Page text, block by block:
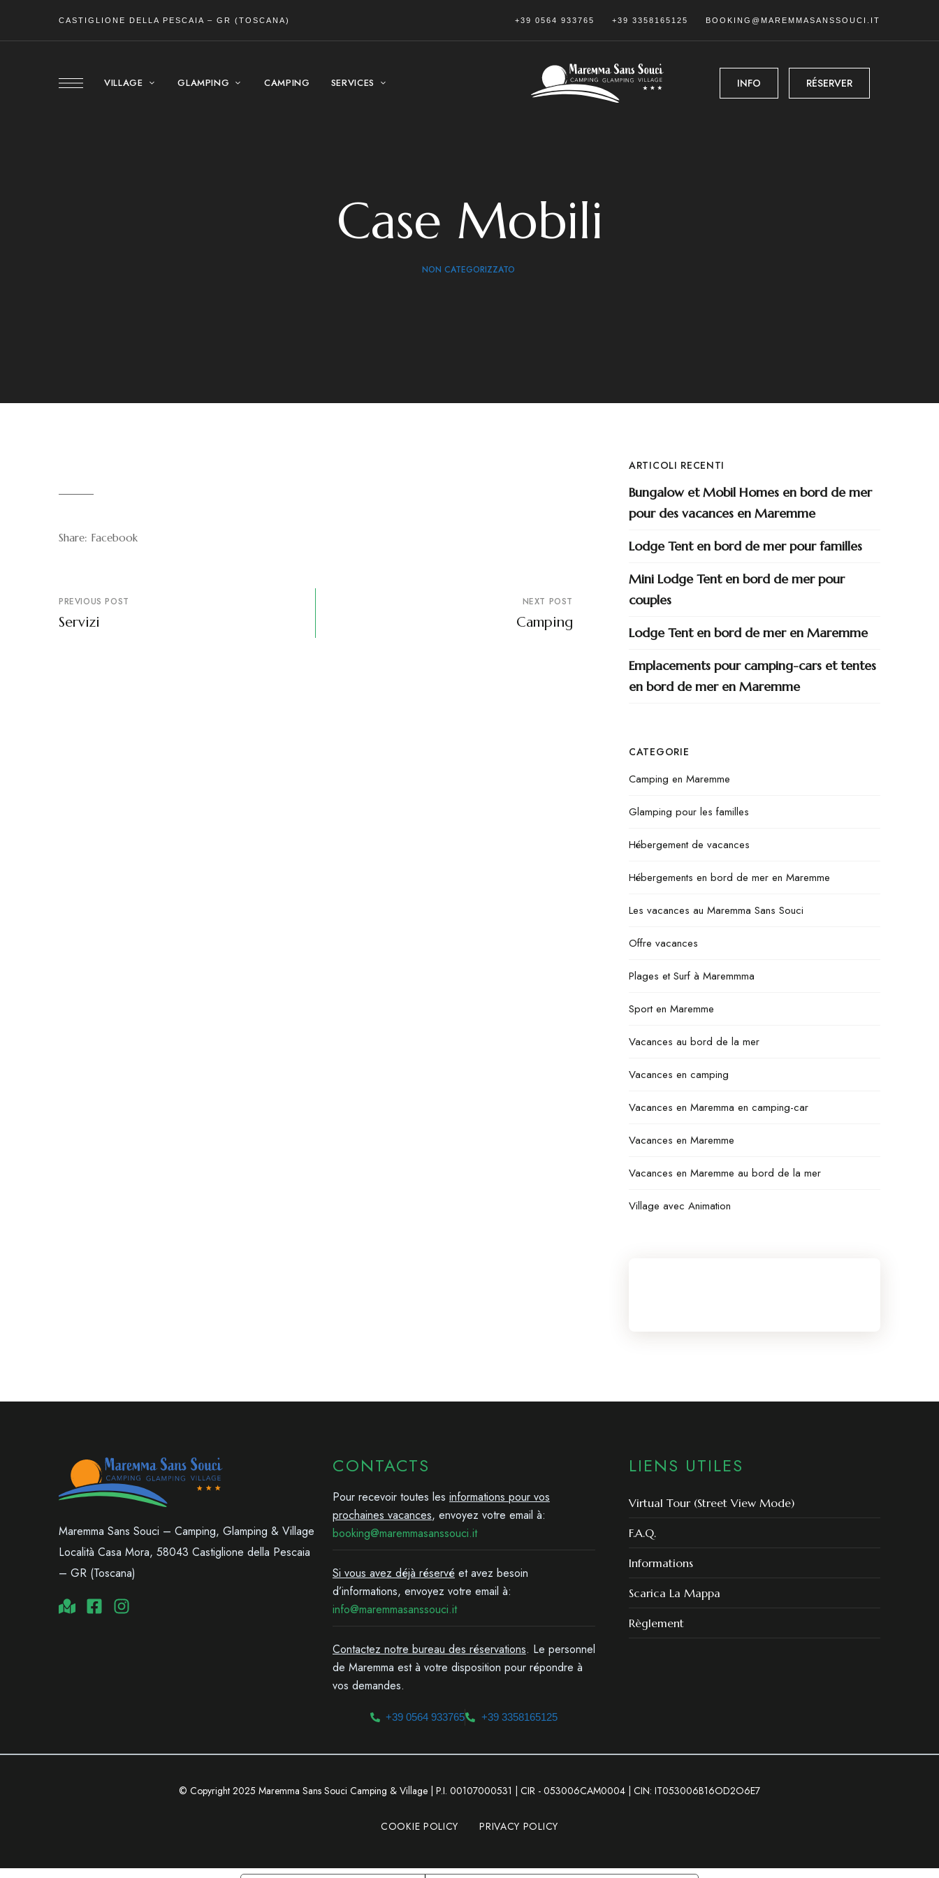
CASTIGLIONE DELLA PESCAIA – GR (TOSCANA) +39 0564 933765 +39 3358165125 BOOKING@MAREMMASANSSOUCI.IT
VILLAGE GLAMPING CAMPING SERVICES INFO RÉSERVER
Case Mobili
NON CATEGORIZZATO
Share: Facebook
PREVIOUS POST
Servizi
NEXT POST
Camping
ARTICOLI RECENTI
Bungalow et Mobil Homes en bord de mer
pour des vacances en Maremme
Lodge Tent en bord de mer pour familles
Mini Lodge Tent en bord de mer pour
couples
Lodge Tent en bord de mer en Maremme
Emplacements pour camping-cars et tentes
en bord de mer en Maremme
CATEGORIE
Camping en Maremme
Glamping pour les familles
Hébergement de vacances
Hébergements en bord de mer en Maremme
Les vacances au Maremma Sans Souci
Offre vacances
Plages et Surf à Maremmma
Sport en Maremme
Vacances au bord de la mer
Vacances en camping
Vacances en Maremma en camping-car
Vacances en Maremme
Vacances en Maremme au bord de la mer
Village avec Animation
Maremma Sans Souci – Camping, Glamping & Village
Località Casa Mora, 58043 Castiglione della Pescaia
– GR (Toscana)
CONTACTS
Pour recevoir toutes les informations pour vos
prochaines vacances, envoyez votre email à:
booking@maremmasanssouci.it
Si vous avez déjà réservéet avez besoin
d’informations, envoyez votre email à:
info@maremmasanssouci.it
Contactez notre bureau des réservations. Le personnel
de Maremma est à votre disposition pour répondre à
vos demandes.
+39 0564 933765 +39 3358165125
LIENS UTILES
Virtual Tour (Street View Mode)
F.A.Q.
Informations
Scarica La Mappa
Règlement
© Copyright 2025 Maremma Sans Souci Camping & Village | P.I. 00107000531 | CIR - 053006CAM0004 | CIN: IT053006B16OD2O6E7
COOKIE POLICY PRIVACY POLICY